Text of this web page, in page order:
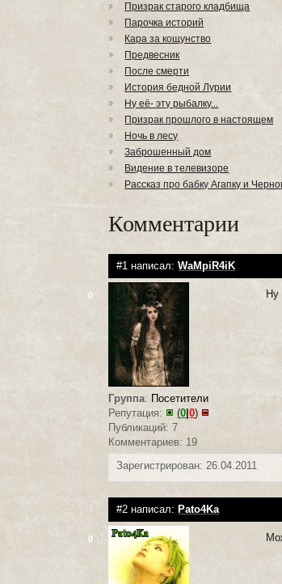
Призрак старого кладбища
Парочка историй
Кара за кощунство
Предвесник
После смерти
История бедной Лурии
Ну её- эту рыбалку...
Призрак прошлого в настоящем
Ночь в лесу
Заброшенный дом
Видение в телевизоре
Рассказ про бабку Агапку и
Комментарии
#1 написал:WaMpiR4iK
0
Группа: Посетители
Репутация:
(0 |0)
Публикаций: 7
Комментариев: 19
Ну
Зарегистрирован: 26.04.2011
#2 написал: Pato4Ka
0